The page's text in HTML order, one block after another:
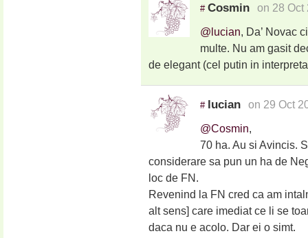
# Cosmin on 28 Oct
@lucian, Da’ Novac
multe. Nu am gasit
de elegant (cel putin in
# lucian on 29 Oct
@Cosmin,
70 ha. Au si Avincis.
considerare sa pun un ha de
loc de FN.
Revenind la FN cred ca am
alt sens] care imediat ce li se
daca nu e acolo. Dar ei o simt.